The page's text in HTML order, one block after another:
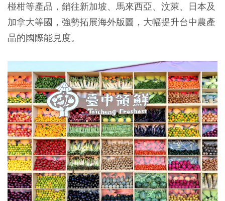
椪柑等產品，銷往新加坡、馬來西亞、汶萊、日本及
加拿大等國，強勢拓展海外版圖，大幅提升台中農產
品的國際能見度。